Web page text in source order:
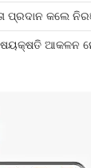
ପ୍ରଦାନ କଲେ
ଆକଳନ